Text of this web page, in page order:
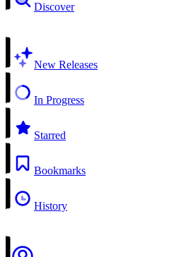
Discover
New Releases
In Progress
Starred
Bookmarks
History